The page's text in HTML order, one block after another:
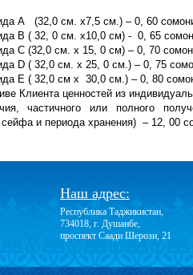
А (32,0 см. х7,5 см.) – 0, 60
В ( 32, 0 см. х10,0 см) - 0, 65
С (32,0 см. х 15, 0 см) – 0, 70
D ( 32,0 см. х 25, 0 см.) – 0, 75
E ( 32,0 см х 30,0 см.) – 0, 80
Клиента ценностей из
частичного или полного
сейфа и периода хранения) – 12, 00
Наш адрес:
Республика Таджикистан,
734018, г. Душанбе,
проспект Саади Шерози, 21